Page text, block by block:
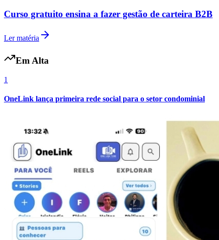
Flamengo
Curso gratuito ensina a fazer gestão de carteira B2B
Ler matéria
Em Alta
1
OneLink lança primeira rede social para o setor condominial